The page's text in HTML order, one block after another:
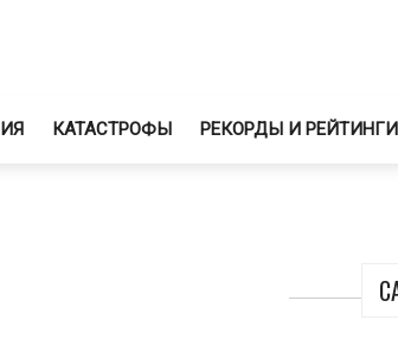
КАТАСТРОФЫ РЕКОРДЫ И РЕЙТИНГИ